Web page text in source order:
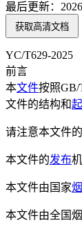
最后更新：
获取高清文档
YC/T629-2025
前言
本文件按照GB/
文件的结构和
请注意本文件
本文件的发布
本文件由国家
本文件由全国